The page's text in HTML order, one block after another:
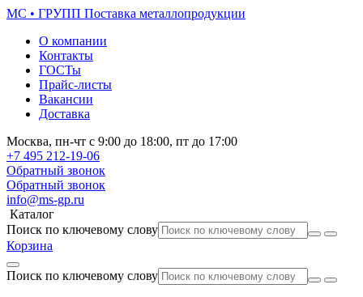
МС • ГРУПП Поставка металлопродукции
О компании
Контакты
ГОСТы
Прайс-листы
Вакансии
Доставка
Москва, пн-чт с 9:00 до 18:00, пт до 17:00
+7 495 212-19-06
Обратный звонок
Обратный звонок
info@ms-gp.ru
Каталог
Поиск по ключевому слову
Корзина
Поиск по ключевому слову